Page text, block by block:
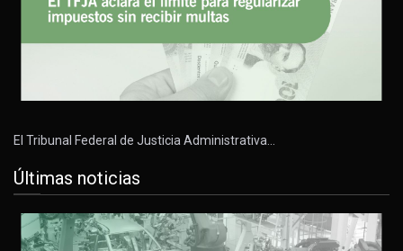
El Tribunal Federal de Justicia Administrativa…
Últimas noticias